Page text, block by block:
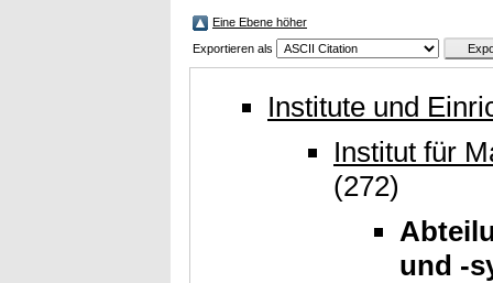
Eine Ebene höher
Exportieren als
Institute und
Institut für
(272)
und -